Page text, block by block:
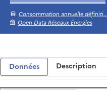
Consommation annuelle définiti...
Open Data Réseaux Énergies
Données Description